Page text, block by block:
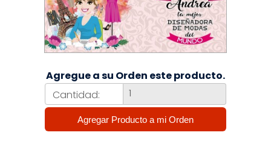
Agregue a su Orden este producto.
Cantidad: